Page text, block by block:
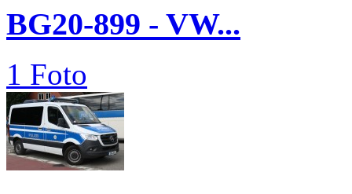
BG20-899 - VW...
1 Foto